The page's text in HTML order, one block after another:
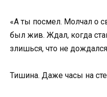
«А ты посмел. Молчал о
был жив. Ждал, когда
злишься, что не
Тишина. Даже часы на